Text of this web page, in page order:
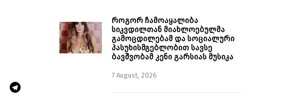
როგორ ჩამოაყალიბა
სიკვდილთან მიახლოებულმა
გამოცდილებამ და სოციალური
პასუხისმგებლობით სავსე
ბავშვობამ კენი გარსიას მუსიკა
7 August, 2026